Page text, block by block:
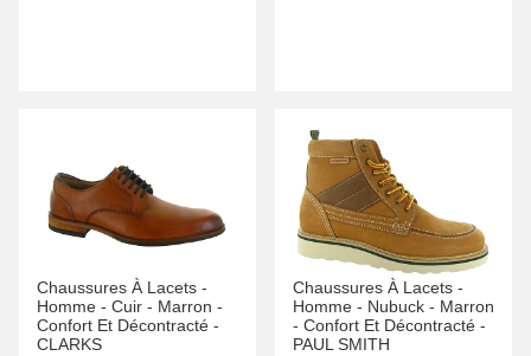
Chaussures À Lacets -
Homme - Cuir - Marron -
Confort Et Décontracté -
CLARKS
Chaussures À Lacets -
Homme - Nubuck - Marron
- Confort Et Décontracté -
PAUL SMITH